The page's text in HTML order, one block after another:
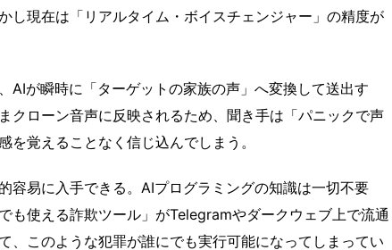
し現在は「リアルタイム・ボイスチェンジャー」の精度が
AIが瞬時に「ターゲットの家族の声」へ変換して送出す
クローン音声に反映されるため、聞き手は「パニックで声
を覚えることなく信じ込んでしまう。
容易に入手できる。AIプログラミングの知識は一切不要
も使える詐欺ツール」がTelegramやダークウェブ上で流通
、このような犯罪が誰にでも実行可能になってしまってい